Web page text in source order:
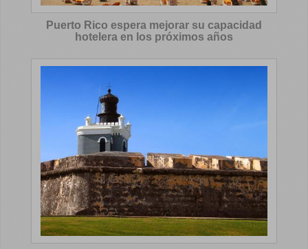
Puerto Rico espera mejorar su capacidad
hotelera en los próximos años